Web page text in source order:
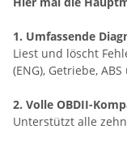
1. Umfassende
Liest und löscht
(ENG), Getriebe,
2. Volle OBDII-
Unterstützt alle